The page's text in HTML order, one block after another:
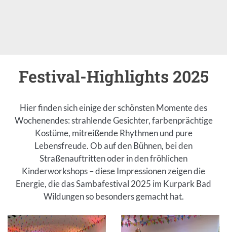
Einleitung
Festival-Highlights 2025
Hier finden sich einige der schönsten Momente des
Wochenendes: strahlende Gesichter, farbenprächtige
Kostüme, mitreißende Rhythmen und pure
Lebensfreude. Ob auf den Bühnen, bei den
Straßenauftritten oder in den fröhlichen
Kinderworkshops – diese Impressionen zeigen die
Energie, die das Sambafestival 2025 im Kurpark Bad
Wildungen so besonders gemacht hat.